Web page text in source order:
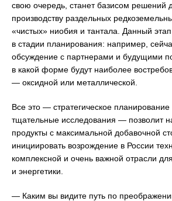
свою очередь, станет базисом решений
производству раздельных
«чистых» ниобия и тантала. Данный
в стадии планирования: например,
обсуждение с партнерами и будущими
в какой форме будут наиболее
— оксидной или металлической.
Все это — стратегическое планирование
тщательные исследования — позволит
продукты с максимальной добавочной
инициировать возрождение в России
комплексной и очень важной отрасли
и энергетики.
— Каким вы видите путь по